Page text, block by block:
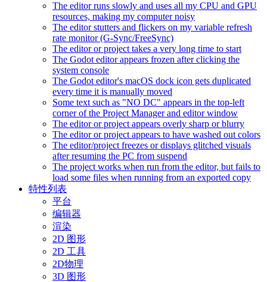
The editor runs slowly and uses all my CPU and GPU
resources, making my computer noisy
The editor stutters and flickers on my variable refresh
rate monitor (G-Sync/FreeSync)
The editor or project takes a very long time to start
The Godot editor appears frozen after clicking the
system console
The Godot editor's macOS dock icon gets duplicated
every time it is manually moved
Some text such as "NO DC" appears in the top-left
corner of the Project Manager and editor window
The editor or project appears overly sharp or blurry
The editor or project appears to have washed out colors
The editor/project freezes or displays glitched visuals
after resuming the PC from suspend
The project works when run from the editor, but fails to
load some files when running from an exported copy
特性列表
平台
编辑器
渲染
2D 图形
2D 工具
2D物理
3D 图形